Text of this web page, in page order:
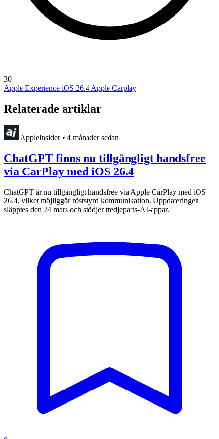
30
Apple Experience iOS 26.4 Apple Carplay
Relaterade artiklar
AppleInsider • 4 månader sedan
ChatGPT finns nu tillgängligt handsfree
via CarPlay med iOS 26.4
ChatGPT är nu tillgängligt handsfree via Apple CarPlay med iOS
26.4, vilket möjliggör röststyrd kommunikation. Uppdateringen
släpptes den 24 mars och stödjer tredjeparts-AI-appar.